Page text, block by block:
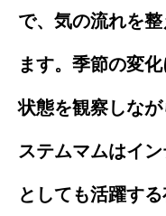
で、気の流れを
ます。季節の変
状態を観察しな
ステムマムはイ
としても活躍する